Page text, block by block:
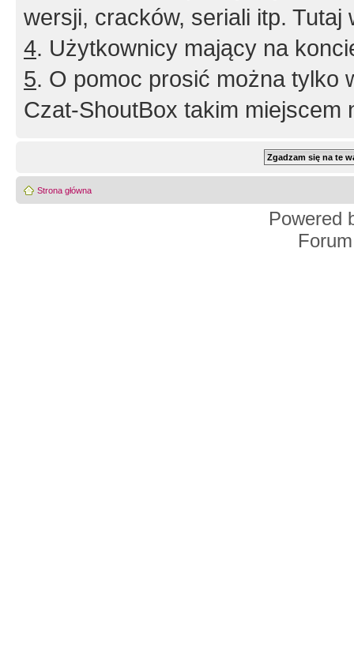
wersji, cracków, seriali itp. Tutaj
4. Użytkownicy mający na
5. O pomoc prosić można tylko
Czat-ShoutBox takim miejscem
Strona główna
Powered